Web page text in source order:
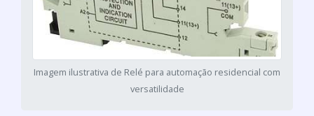
Imagem ilustrativa de Relé para automação residencial com
versatilidade